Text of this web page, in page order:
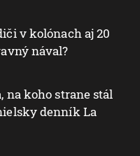
v kolónach aj 20
nával?
na koho strane stál
denník La